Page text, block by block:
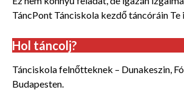
TáncPont Tánciskola kezdő táncóráin
Hol táncolj?
Tánciskola felnőtteknek – Dunakeszin,
Budapesten.